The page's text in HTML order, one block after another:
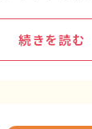
続きを読む